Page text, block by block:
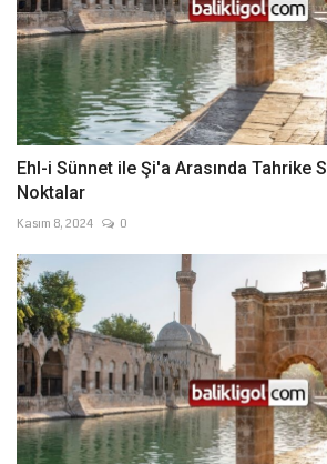
Ehl-i Sünnet ile Şi'a Arasında Tahrike
Noktalar
Kasım 8, 2024 0